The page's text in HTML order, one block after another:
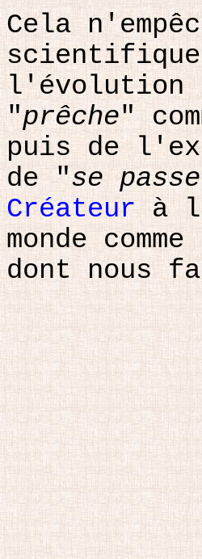
Cela
l'évolution
"prêche"
puis de
de "se
Créateurà
monde
dont nous